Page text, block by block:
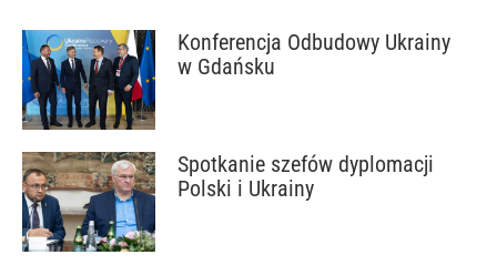
Konferencja Odbudowy Ukrainy
w Gdańsku
Spotkanie szefów dyplomacji
Polski i Ukrainy